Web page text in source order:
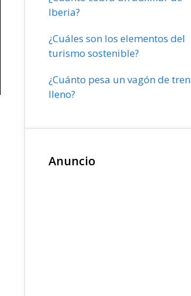
Iberia?
¿Cuáles son los elementos del
turismo sostenible?
¿Cuánto pesa un vagón de tren
lleno?
Anuncio